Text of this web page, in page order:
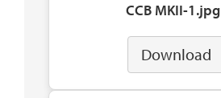
CCB MKII-1.jpg
Download